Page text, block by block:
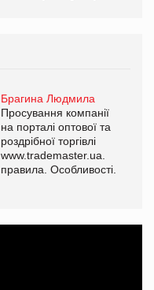
Брагина Людмила
Просування компанії
на порталі оптової та
роздрібної торгівлі
www.trademaster.ua.
правила. Особливості.